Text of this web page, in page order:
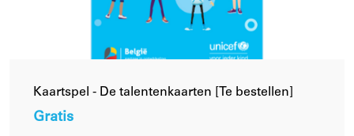
Kaartspel - De talentenkaarten [Te bestellen]
Gratis